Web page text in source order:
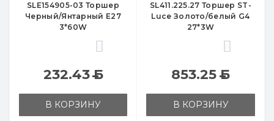
SLE154905-03 Торшер
Черный/Янтарный E27
3*60W
232.43Б
В КОРЗИНУ
SL411.225.27 Торшер ST-
Luce Золото/белый G4
27*3W
853.25Б
В КОРЗИНУ